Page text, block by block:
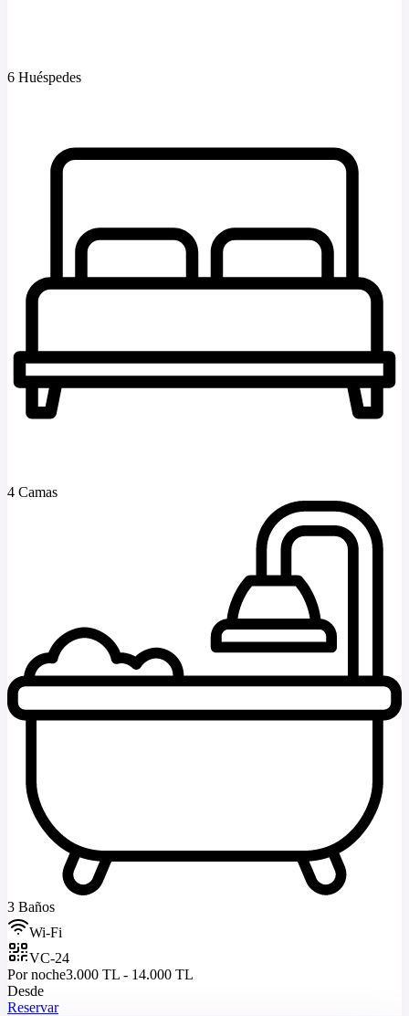
6 Huéspedes
4 Camas
3 Baños
Wi-Fi
VC-24
Por noche3.000 TL - 14.000 TL
Desde
Reservar